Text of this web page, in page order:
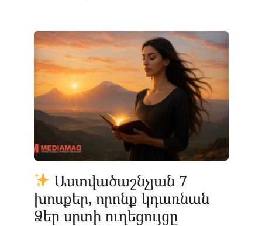
Աստվածաշնչյան 7
խոսքեր, որոնք կդառնան
Ձեր սրտի ուղեցույցը